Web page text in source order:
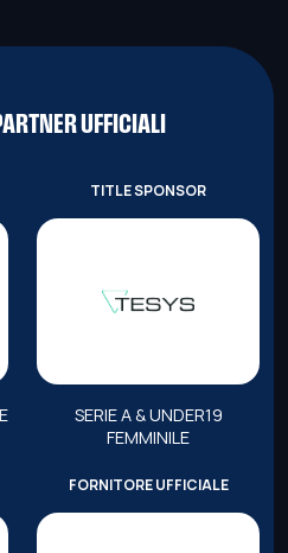
UFFICIALI
TITLE SPONSOR
SERIE A & UNDER19
FEMMINILE
FORNITORE UFFICIALE